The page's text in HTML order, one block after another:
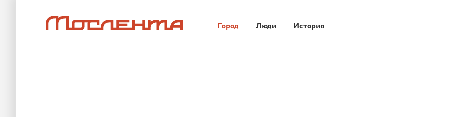
Город Люди История